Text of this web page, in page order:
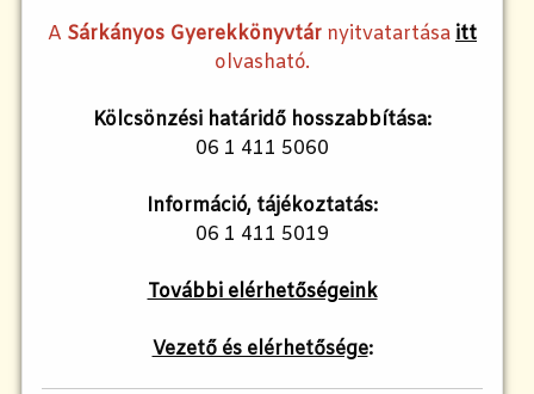
A Sárkányos Gyerekkönyvtár nyitvatartása itt
olvasható.
Kölcsönzési határidő hosszabbítása:
06 1 411 5060
Információ, tájékoztatás:
06 1 411 5019
További elérhetőségeink
Vezető és elérhetősége: